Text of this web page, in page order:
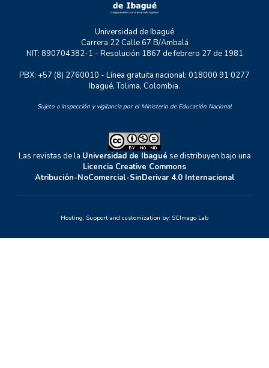
Universidad de Ibagué
Carrera 22 Calle 67 B/Ambalá
NIT: 890704382-1 - Resolución 1867 de febrero 27 de 1981
PBX: +57 (8) 2760010 - Línea gratuita nacional: 018000 91 0277
Ibagué, Tolima, Colombia.
Sujeto a inspección y vigilancia por el Ministerio de Educación Nacional
Las revistas de la Universidad de Ibagué se distribuyen bajo una
Licencia Creative Commons
Atribución-NoComercial-SinDerivar 4.0 Internacional
Hosting, Support and customization by: SCImago Lab